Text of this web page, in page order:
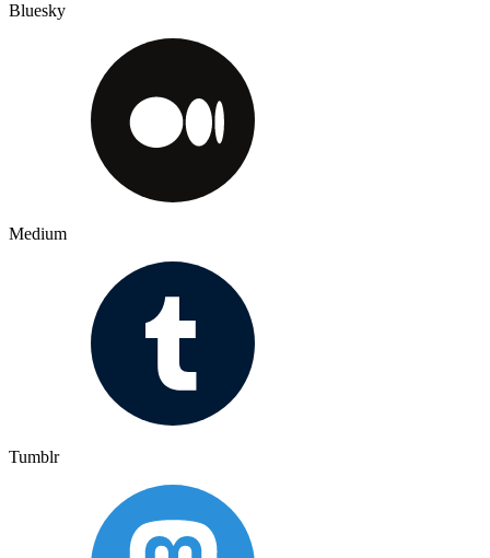
Bluesky
Medium
Tumblr